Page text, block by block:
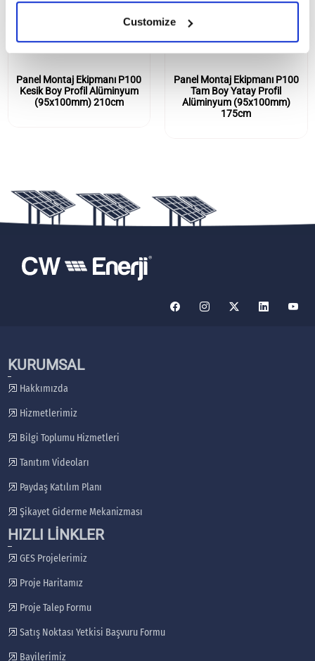
Customize
Panel Montaj Ekipmanı P100
Kesik Boy Profil Alüminyum
(95x100mm) 210cm
Panel Montaj Ekipmanı P100
Tam Boy Yatay Profil
Alüminyum (95x100mm)
175cm
KURUMSAL
Hakkımızda
Hizmetlerimiz
Bilgi Toplumu Hizmetleri
Tanıtım Videoları
Paydaş Katılım Planı
Şikayet Giderme Mekanizması
HIZLI LİNKLER
GES Projelerimiz
Proje Haritamız
Proje Talep Formu
Satış Noktası Yetkisi Başvuru Formu
Bayilerimiz